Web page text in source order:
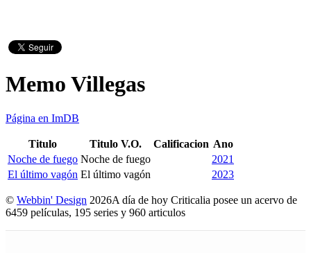
Memo Villegas
Página en ImDB
Titulo Titulo V.O. Calificacion Ano
Noche de fuego Noche de fuego
2021
El último vagón El último vagón 2023
© Webbin' Design 2026A día de hoy Criticalia posee un acervo de
6459 películas, 195 series y 960 articulos